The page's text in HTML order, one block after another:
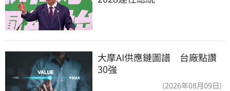
大摩AI供應鏈圖譜 台廠點讚
30強
(2026年08月09日)